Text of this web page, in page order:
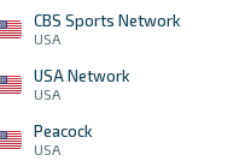
CBS Sports Network
USA
USA Network
USA
Peacock
USA